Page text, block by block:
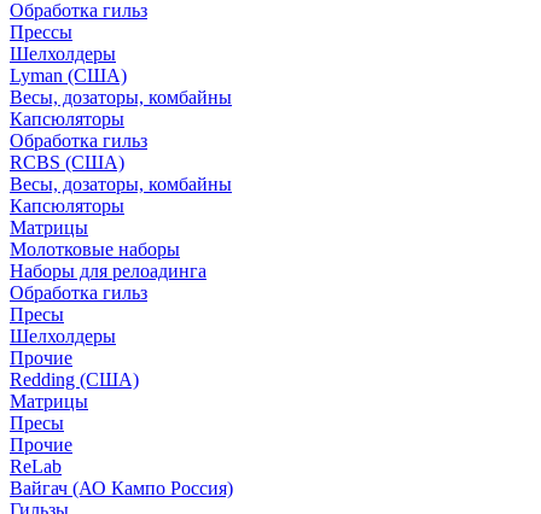
Обработка гильз
Преcсы
Шелхолдеры
Lyman (США)
Весы, дозаторы, комбайны
Капсюляторы
Обработка гильз
RCBS (США)
Весы, дозаторы, комбайны
Капсюляторы
Матрицы
Молотковые наборы
Наборы для релоадинга
Обработка гильз
Пресы
Шелхолдеры
Прочие
Redding (США)
Матрицы
Пресы
Прочие
ReLab
Вайгач (АО Кампо Россия)
Гильзы